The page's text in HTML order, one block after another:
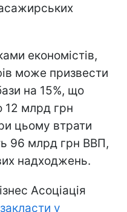
економістів,
може призвести
на 15%, що
12 млрд грн
цьому втрати
96 млрд грн ВВП,
надходжень.
Асоціація
у